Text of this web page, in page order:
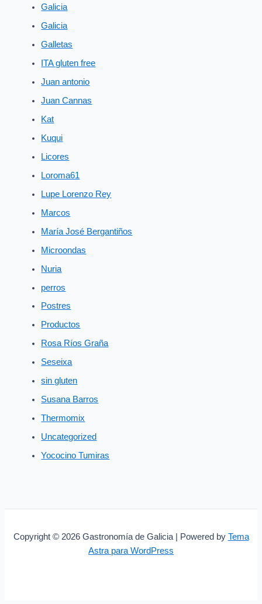
Galicia
Galicia
Galletas
ITA gluten free
Juan antonio
Juan Cannas
Kat
Kuqui
Licores
Loroma61
Lupe Lorenzo Rey
Marcos
María José Bergantiños
Microondas
Nuria
perros
Postres
Productos
Rosa Ríos Graña
Seseixa
sin gluten
Susana Barros
Thermomix
Uncategorized
Yococino Tumiras
Copyright © 2026 Gastronomía de Galicia | Powered by Tema
Astra para WordPress